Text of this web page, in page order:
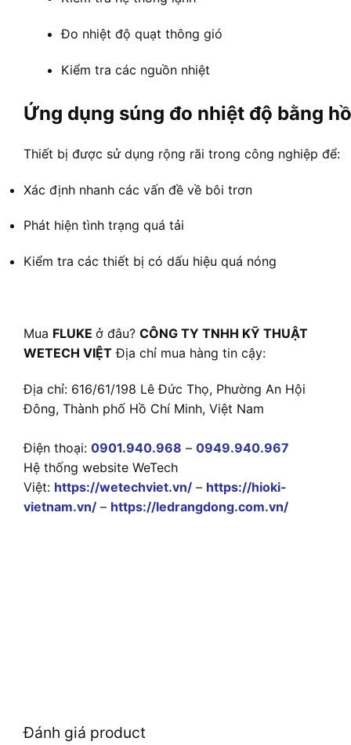
Đo nhiệt độ quạt thông gió
Kiểm tra các nguồn nhiệt
Ứng dụng súng đo nhiệt độ bằng
Thiết bị được sử dụng rộng rãi trong công nghiệp để:
Xác định nhanh các vấn đề về bôi trơn
Phát hiện tình trạng quá tải
Kiểm tra các thiết bị có dấu hiệu quá nóng
Mua FLUKE ở đâu? CÔNG TY TNHH KỸ THUẬT
WETECH VIỆT Địa chỉ mua hàng tin cậy:
Địa chỉ: 616/61/198 Lê Đức Thọ, Phường An Hội
Đông, Thành phố Hồ Chí Minh, Việt Nam
Điện thoại: 0901.940.968 – 0949.940.967
Hệ thống website WeTech
Việt: https://wetechviet.vn/ – https://hioki-
vietnam.vn/ – https://ledrangdong.com.vn/
Đánh giá product